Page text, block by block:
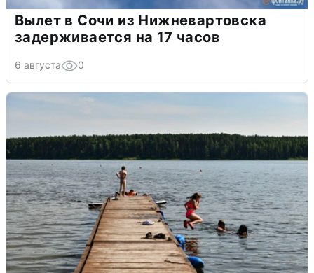
Вылет в Сочи из Нижневартовска
задерживается на 17 часов
6 августа 0